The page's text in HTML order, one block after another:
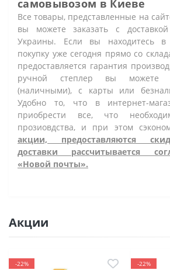
самовывозом в Киеве
Все товары, представленные на
вы можете заказать с
Украины. Если вы находитесь в
покупку уже сегодня прямо со
предоставляется гарантия
ручной степлер вы можете
(наличными), с карты или
Удобно то, что в интернет-
приобрести все, что
прозиовдства, и при этом
акции, предоставляются
доставки рассчитывается
«Новой почты».
Акции
-22%
-22%